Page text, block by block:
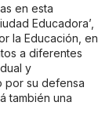
en esta
Educadora’,
la Educación, en
a diferentes
y
por su defensa
también una